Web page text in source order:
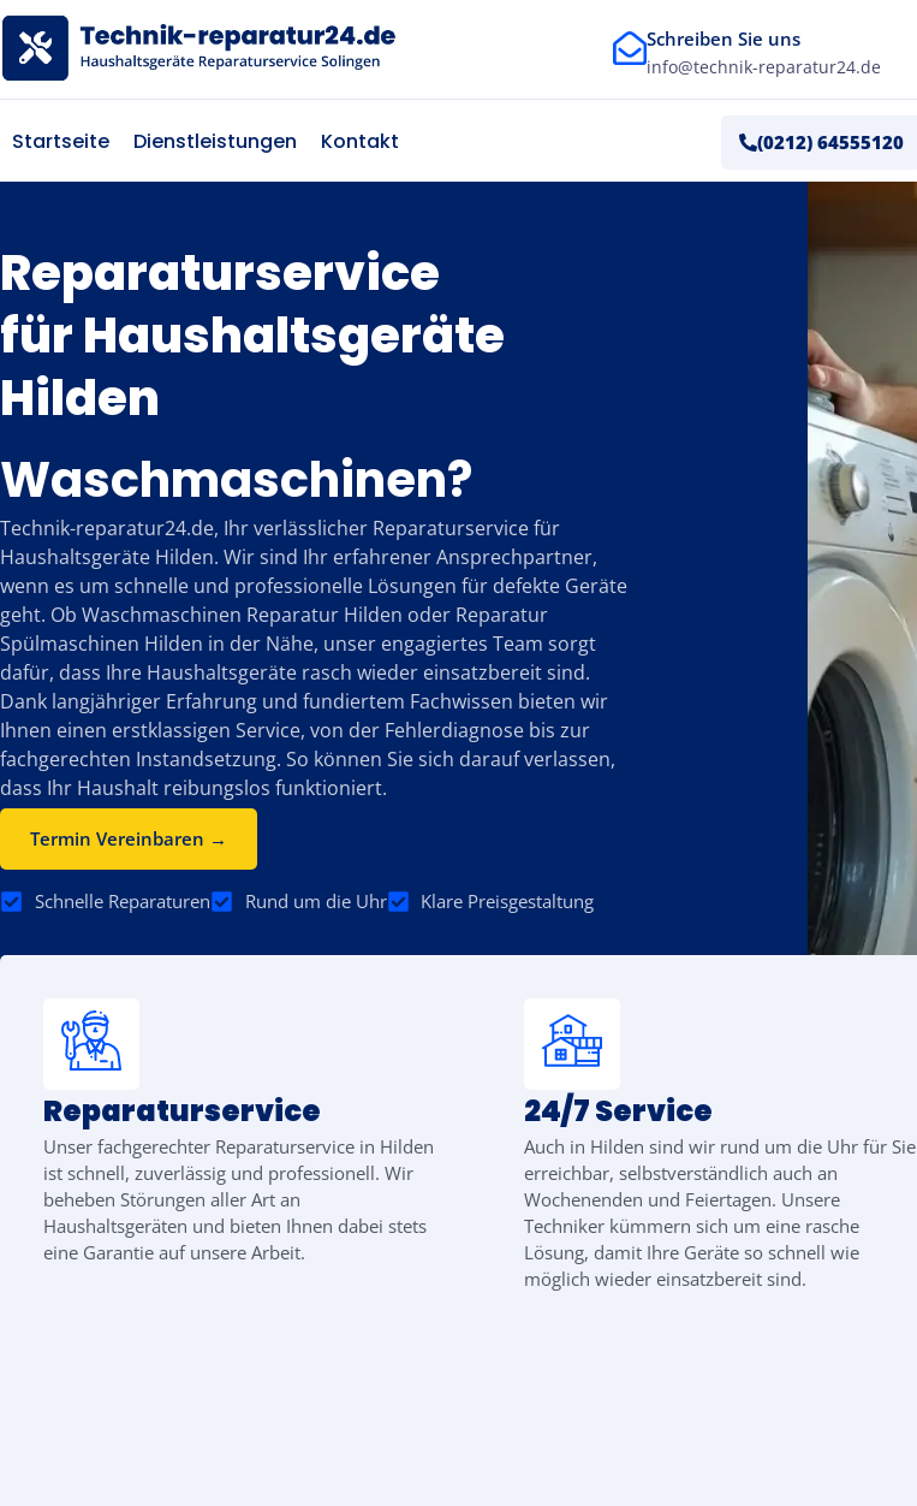
Schreiben Sie uns
info@technik-reparatur24.de
Startseite Dienstleistungen Kontakt (0212) 64555120
Reparaturservice
für Haushaltsgeräte
Hilden
Waschmaschinen?
Technik-reparatur24.de, Ihr verlässlicher Reparaturservice für
Haushaltsgeräte Hilden. Wir sind Ihr erfahrener Ansprechpartner,
wenn es um schnelle und professionelle Lösungen für defekte Geräte
geht. Ob Waschmaschinen Reparatur Hilden oder Reparatur
Spülmaschinen Hilden in der Nähe, unser engagiertes Team sorgt
dafür, dass Ihre Haushaltsgeräte rasch wieder einsatzbereit sind.
Dank langjähriger Erfahrung und fundiertem Fachwissen bieten wir
Ihnen einen erstklassigen Service, von der Fehlerdiagnose bis zur
fachgerechten Instandsetzung. So können Sie sich darauf verlassen,
dass Ihr Haushalt reibungslos funktioniert.
Termin Vereinbaren →
Schnelle Reparaturen Rund um die Uhr Klare Preisgestaltung
Reparaturservice
Unser fachgerechter Reparaturservice in Hilden
ist schnell, zuverlässig und professionell. Wir
beheben Störungen aller Art an
Haushaltsgeräten und bieten Ihnen dabei stets
eine Garantie auf unsere Arbeit.
24/7 Service
Auch in Hilden sind wir rund um die Uhr für Sie
erreichbar, selbstverständlich auch an
Wochenenden und Feiertagen. Unsere
Techniker kümmern sich um eine rasche
Lösung, damit Ihre Geräte so schnell wie
möglich wieder einsatzbereit sind.